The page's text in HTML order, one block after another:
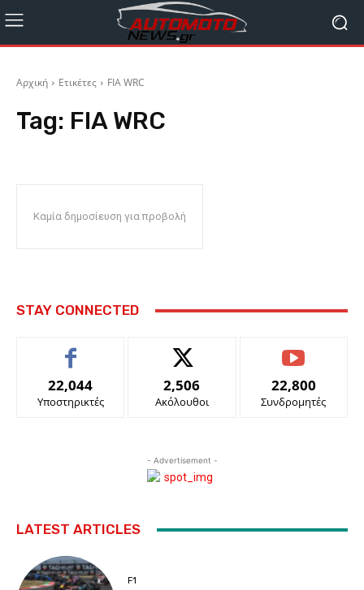
Αρχική Ετικέτες FIA WRC
Tag: FIA WRC
Καμία δημοσίευση για προβολή
STAY CONNECTED
22,044
Υποστηρικτές
2,506
Ακόλουθοι
22,800
Συνδρομητές
- Advertisement -
LATEST ARTICLES
F1